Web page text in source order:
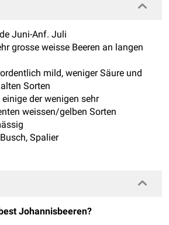
Juni-Anf. Juli
grosse weisse Beeren an langen
mild, weniger Säure und
Sorten
einige der wenigen sehr
weissen/gelben Sorten
Spalier
Johannisbeeren?